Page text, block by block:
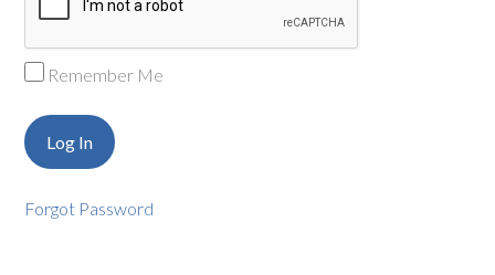
Remember Me
Forgot Password